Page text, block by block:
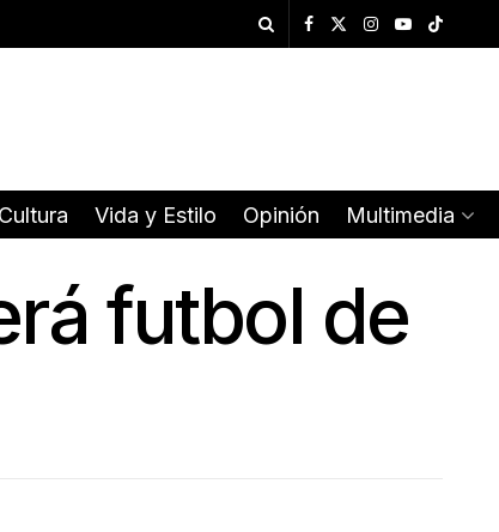
Cultura Vida y Estilo Opinión Multimedia
futbol de